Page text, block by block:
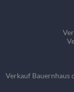
Verkauf Bauernhaus